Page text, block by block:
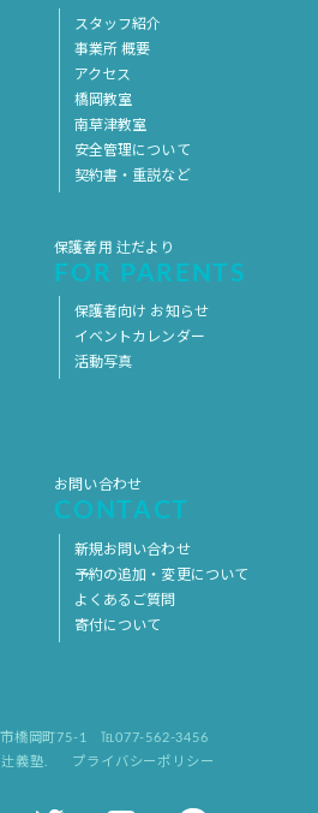
スタッフ紹介
事業所 概要
アクセス
橋岡教室
南草津教室
安全管理について
契約書・重説など
保護者用 辻だより
FOR PARENTS
保護者向け お知らせ
イベントカレンダー
活動写真
お問い合わせ
CONTACT
新規お問い合わせ
予約の追加・変更について
よくあるご質問
寄付について
市橋岡町75-1
℡077-562-3456
義塾. プライバシーポリシー